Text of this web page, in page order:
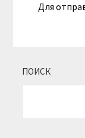
Для
ПОИСК